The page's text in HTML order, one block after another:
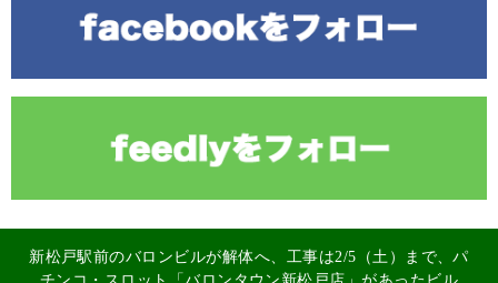
新松戸駅前のバロンビルが解体へ、工事は2/5（土）まで、パ